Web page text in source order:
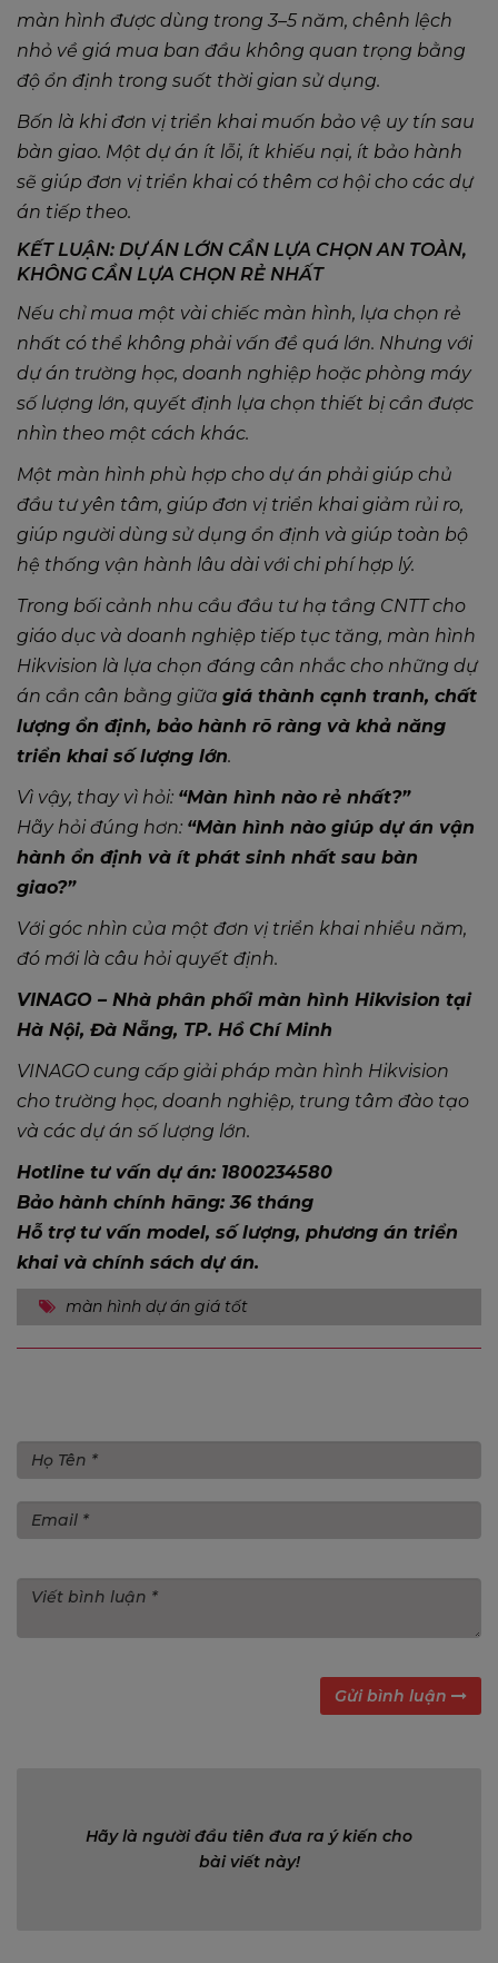
màn hình được dùng trong 3–5 năm, chênh lệch
nhỏ về giá mua ban đầu không quan trọng bằng
độ ổn định trong suốt thời gian sử dụng.
Bốn là khi đơn vị triển khai muốn bảo vệ uy tín sau
bàn giao. Một dự án ít lỗi, ít khiếu nại, ít bảo hành
sẽ giúp đơn vị triển khai có thêm cơ hội cho các dự
án tiếp theo.
KẾT LUẬN: DỰ ÁN LỚN CẦN LỰA CHỌN AN TOÀN,
KHÔNG CẦN LỰA CHỌN RẺ NHẤT
Nếu chỉ mua một vài chiếc màn hình, lựa chọn rẻ
nhất có thể không phải vấn đề quá lớn. Nhưng với
dự án trường học, doanh nghiệp hoặc phòng máy
số lượng lớn, quyết định lựa chọn thiết bị cần được
nhìn theo một cách khác.
Một màn hình phù hợp cho dự án phải giúp chủ
đầu tư yên tâm, giúp đơn vị triển khai giảm rủi ro,
giúp người dùng sử dụng ổn định và giúp toàn bộ
hệ thống vận hành lâu dài với chi phí hợp lý.
Trong bối cảnh nhu cầu đầu tư hạ tầng CNTT cho
giáo dục và doanh nghiệp tiếp tục tăng, màn hình
Hikvision là lựa chọn đáng cân nhắc cho những dự
án cần cân bằng giữa giá thành cạnh tranh, chất
lượng ổn định, bảo hành rõ ràng và khả năng
triển khai số lượng lớn.
Vì vậy, thay vì hỏi: “Màn hình nào rẻ nhất?”
Hãy hỏi đúng hơn: “Màn hình nào giúp dự án vận
hành ổn định và ít phát sinh nhất sau bàn
giao?”
Với góc nhìn của một đơn vị triển khai nhiều năm,
đó mới là câu hỏi quyết định.
VINAGO – Nhà phân phối màn hình Hikvision tại
Hà Nội, Đà Nẵng, TP. Hồ Chí Minh
VINAGO cung cấp giải pháp màn hình Hikvision
cho trường học, doanh nghiệp, trung tâm đào tạo
và các dự án số lượng lớn.
Hotline tư vấn dự án: 1800234580
Bảo hành chính hãng: 36 tháng
Hỗ trợ tư vấn model, số lượng, phương án triển
khai và chính sách dự án.
màn hình dự án giá tốt
Gửi bình luận
Hãy là người đầu tiên đưa ra ý kiến cho
bài viết này!